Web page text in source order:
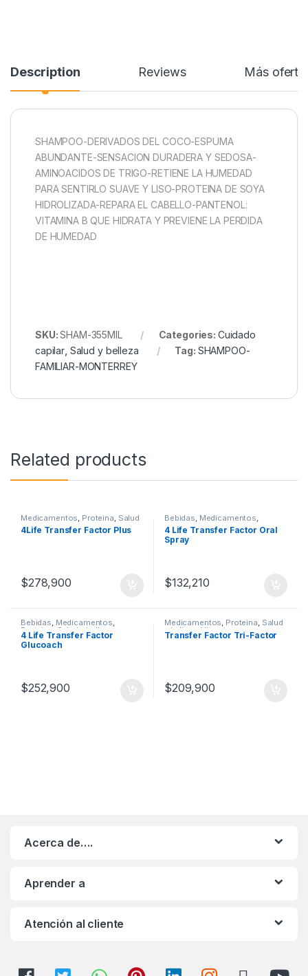
Description Reviews Más
SHAMPOO-DERIVADOS DEL COCO-ESPUMA
ABUNDANTE-SENSACION DURADERA Y SEDOSA-
AMINOACIDOS DE TRIGO-RETIENE LA HUMEDAD
PARA SENTIRLO SUAVE Y LISO-PROTEINA DE SOYA
HIDROLIZADA-REPARA EL CABELLO-PANTENOL:
VITAMINA B QUE HIDRATA Y PREVIENE LA PERDIDA
DE HUMEDAD
SKU:SHAM-355MIL Categories: Cuidado
capilar Salud y belleza Tag: SHAMPOO-
FAMILIAR-MONTERREY
Related products
Medicamentos Proteina Salud
y belleza Vitaminas
4Life Transfer Factor Plus
$278,900
Bebidas Medicamentos
Proteina, Salud y belleza,
Vitaminas
4 Life Transfer Factor Oral
Spray
$132,210
Bebidas, Medicamentos,
Proteina Salud y belleza
Vitaminas
4 Life Transfer Factor
Glucoach
$252,900
Medicamentos, Proteina, Salud
y belleza ,Vitaminas
Transfer Factor Tri-Factor
$209,900
Acerca de….
Aprender a
Atención al cliente